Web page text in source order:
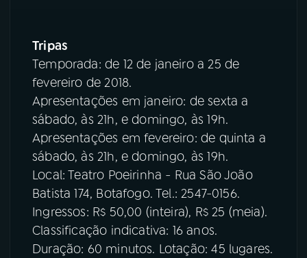
Tripas
Temporada: de 12 de janeiro a 25 de
fevereiro de 2018.
Apresentações em janeiro: de sexta a
sábado, às 21h, e domingo, às 19h.
Apresentações em fevereiro: de quinta a
sábado, às 21h, e domingo, às 19h.
Local: Teatro Poeirinha - Rua São João
Batista 174, Botafogo. Tel.: 2547-0156.
Ingressos: R$ 50,00 (inteira), R$ 25 (meia).
Classificação indicativa: 16 anos.
Duração: 60 minutos. Lotação: 45 lugares.